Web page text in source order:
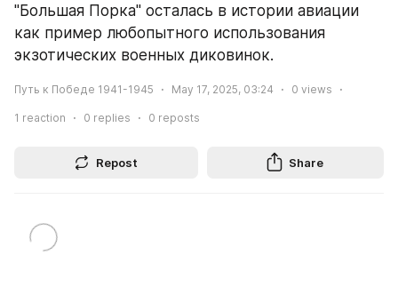
"Большая Порка" осталась в истории авиации
как пример любопытного использования
экзотических военных диковинок.
Путь к Победе 1941-1945 May 17, 2025, 03:24 0 views
1 reaction 0 replies 0 reposts
Repost Share